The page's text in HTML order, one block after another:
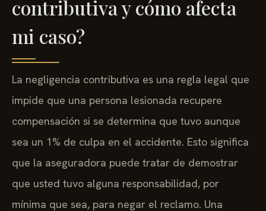
contributiva y cómo afecta
mi caso?
La negligencia contributiva es una regla legal que
impide que una persona lesionada recupere
compensación si se determina que tuvo aunque
sea un 1% de culpa en el accidente. Esto significa
que la aseguradora puede tratar de demostrar
que usted tuvo alguna responsabilidad, por
mínima que sea, para negar el reclamo. Una